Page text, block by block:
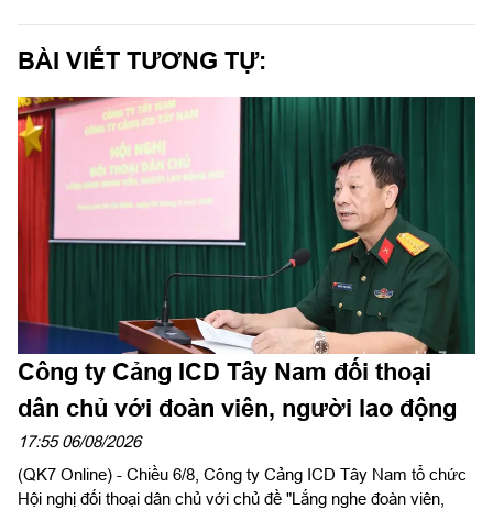
BÀI VIẾT TƯƠNG TỰ:
Công ty Cảng ICD Tây Nam đối thoại
dân chủ với đoàn viên, người lao động
17:55 06/08/2026
(QK7 Online) - Chiều 6/8, Công ty Cảng ICD Tây Nam tổ chức
Hội nghị đối thoại dân chủ với chủ đề "Lắng nghe đoàn viên,